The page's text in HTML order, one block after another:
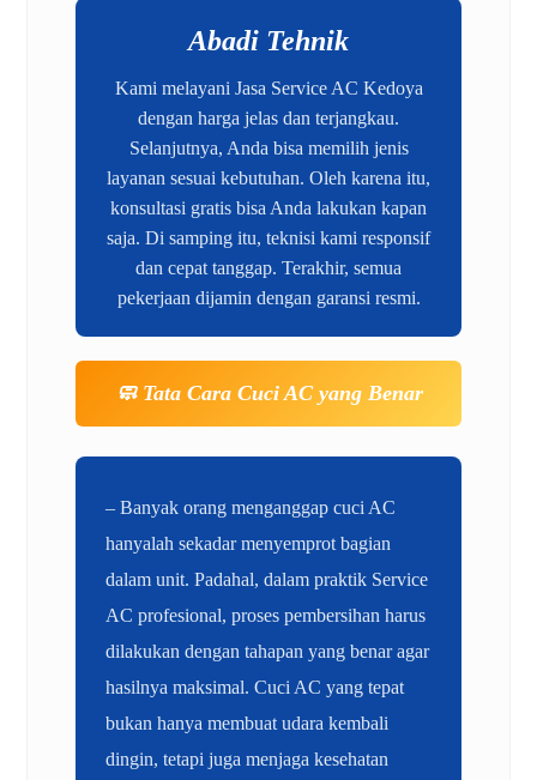
Abadi Tehnik
Kami melayani Jasa Service AC Kedoya
dengan harga jelas dan terjangkau.
Selanjutnya, Anda bisa memilih jenis
layanan sesuai kebutuhan. Oleh karena itu,
konsultasi gratis bisa Anda lakukan kapan
saja. Di samping itu, teknisi kami responsif
dan cepat tanggap. Terakhir, semua
pekerjaan dijamin dengan garansi resmi.
🧼 Tata Cara Cuci AC yang Benar
– Banyak orang menganggap cuci AC
hanyalah sekadar menyemprot bagian
dalam unit. Padahal, dalam praktik Service
AC profesional, proses pembersihan harus
dilakukan dengan tahapan yang benar agar
hasilnya maksimal. Cuci AC yang tepat
bukan hanya membuat udara kembali
dingin, tetapi juga menjaga kesehatan